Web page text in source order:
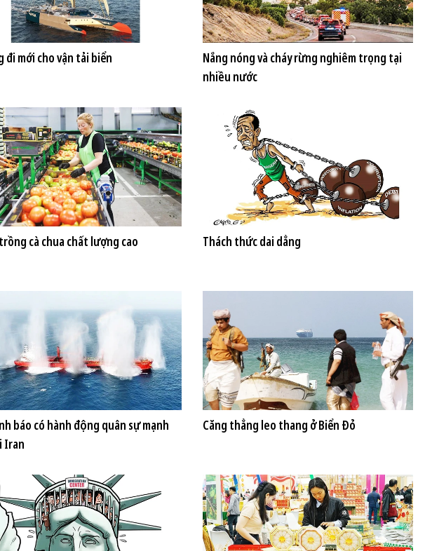
đi mới cho vận tải biển
Nắng nóng và cháy rừng nghiêm trọng tại
nhiều nước
cà chua chất lượng cao Thách thức dai dẳng
báo có hành động quân sự mạnh
Iran
Căng thẳng leo thang ở Biển Đỏ